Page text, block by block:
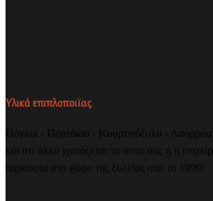
Υλικά επιπλοποιϊας
Πάγκοι - Πορτάκια - Κουρτινόξυλα -
και ότι άλλο χρειάζεται το σπίτι σας ή η
παρουσία στο χώρο της ξυλείας από το 1990!